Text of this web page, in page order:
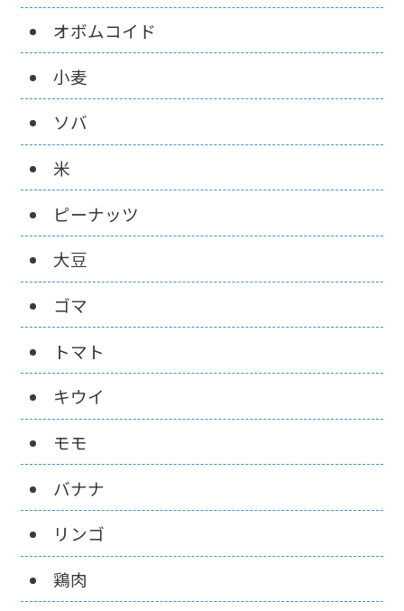
オボムコイド
小麦
ソバ
米
ピーナッツ
大豆
ゴマ
トマト
キウイ
モモ
バナナ
リンゴ
鶏肉